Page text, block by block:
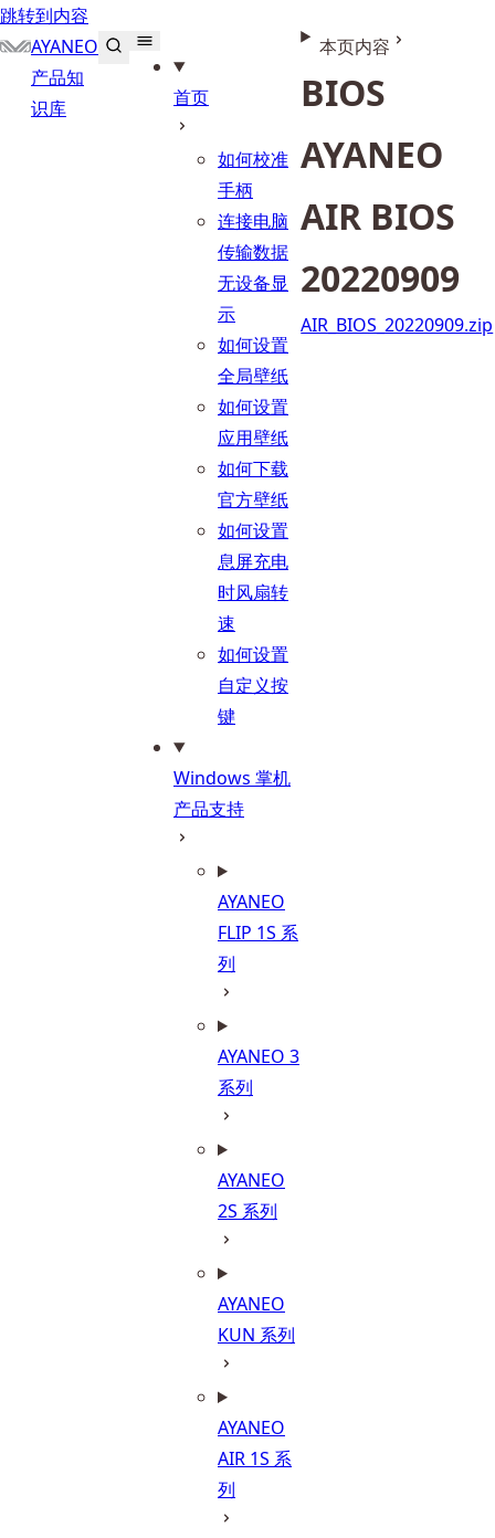
跳转到内容
AYANEO
产品知
识库
首页
如何校准
手柄
连接电脑
传输数据
无设备显
示
如何设置
全局壁纸
如何设置
应用壁纸
如何下载
官方壁纸
如何设置
息屏充电
时风扇转
速
如何设置
自定义按
键
Windows 掌机
产品支持
AYANEO
FLIP 1S 系
列
AYANEO 3
系列
AYANEO
2S 系列
AYANEO
KUN 系列
AYANEO
AIR 1S 系
列
本页内容
BIOS
AYANEO
AIR BIOS
20220909
AIR_BIOS_20220909.zip